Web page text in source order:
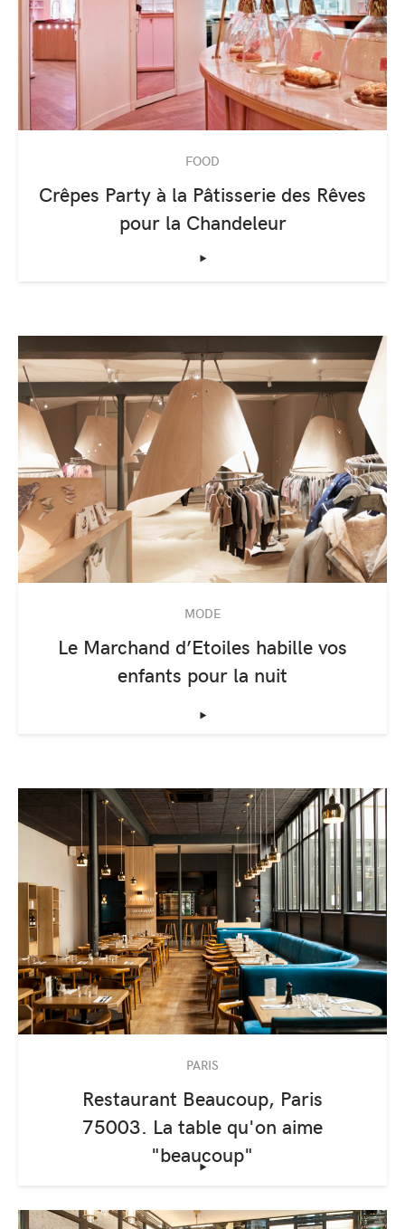
FOOD
Crêpes Party à la Pâtisserie des Rêves
pour la Chandeleur
‣
MODE
Le Marchand d’Etoiles habille vos
enfants pour la nuit
‣
PARIS
Restaurant Beaucoup, Paris
75003. La table qu'on aime
"beaucoup"
‣